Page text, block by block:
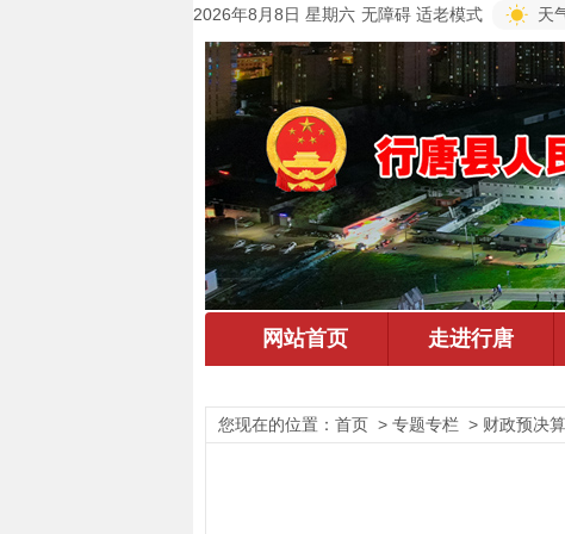
2026年8月8日 星期六 无障碍 适老模式 天
您现在的位置： 首页 > 专题专栏 > 财政预决